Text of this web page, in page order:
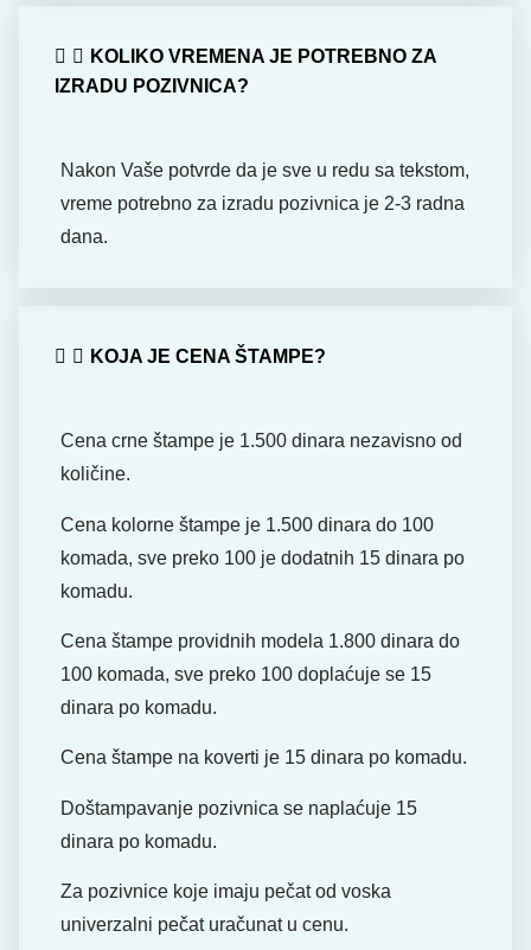
KOLIKO VREMENA JE POTREBNO ZA
IZRADU POZIVNICA?
Nakon Vaše potvrde da je sve u redu sa tekstom,
vreme potrebno za izradu pozivnica je 2-3 radna
dana.
KOJA JE CENA ŠTAMPE?
Cena crne štampe je 1.500 dinara nezavisno od
količine.
Cena kolorne štampe je 1.500 dinara do 100
komada, sve preko 100 je dodatnih 15 dinara po
komadu.
Cena štampe providnih modela 1.800 dinara do
100 komada, sve preko 100 doplaćuje se 15
dinara po komadu.
Cena štampe na koverti je 15 dinara po komadu.
Doštampavanje pozivnica se naplaćuje 15
dinara po komadu.
Za pozivnice koje imaju pečat od voska
univerzalni pečat uračunat u cenu.